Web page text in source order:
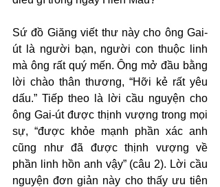
Sứ đồ Giăng viết thư này cho ông Gai-
út là người bạn, người con thuộc linh
mà ông rất quý mến. Ông mở đầu bằng
lời chào thân thương, “Hỡi kẻ rất yêu
dấu.” Tiếp theo là lời cầu nguyện cho
ông Gai-út được thịnh vượng trong mọi
sự, “được khỏe mạnh phần xác anh
cũng như đã được thịnh vượng về
phần linh hồn anh vậy” (câu 2). Lời cầu
nguyện đơn giản này cho thấy ưu tiên